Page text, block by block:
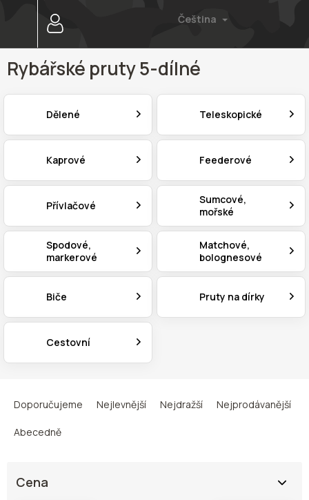
Čeština
Rybářské pruty 5-dílné
Dělené Teleskopické
Kaprové Feederové
Přívlačové
Sumcové,
mořské
Spodové,
markerové
Matchové,
bolognesové
Biče Pruty na dírky
Cestovní
e
Doporučujeme Nejlevnější Nejdražší Nejprodávanější
Abecedně
Cena